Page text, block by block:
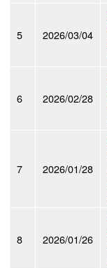
5 2026/03/04
6 2026/02/28
7 2026/01/28
8 2026/01/26